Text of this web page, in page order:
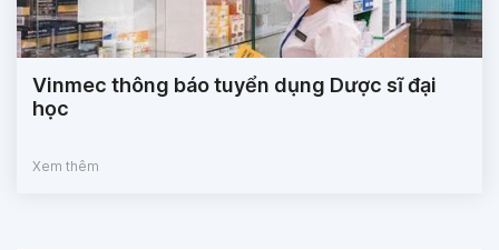
Vinmec thông báo tuyển dụng Dược sĩ đại
học
Xem thêm